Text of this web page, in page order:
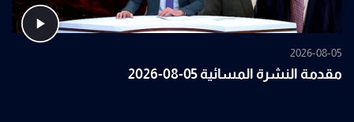
2026-08-05
مقدمة النشرة المسائية 05-08-2026